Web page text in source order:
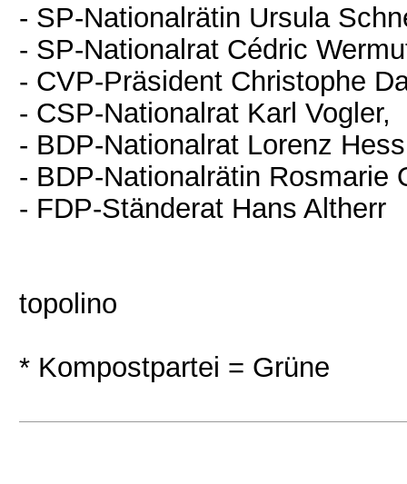
- SP-Nationalrätin Ursula
- SP-Nationalrat Cédric
- CVP-Präsident Christophe
- CSP-Nationalrat Karl Vogler,
- BDP-Nationalrat Lorenz
- BDP-Nationalrätin Rosmarie
- FDP-Ständerat Hans Altherr
topolino
* Kompostpartei = Grüne